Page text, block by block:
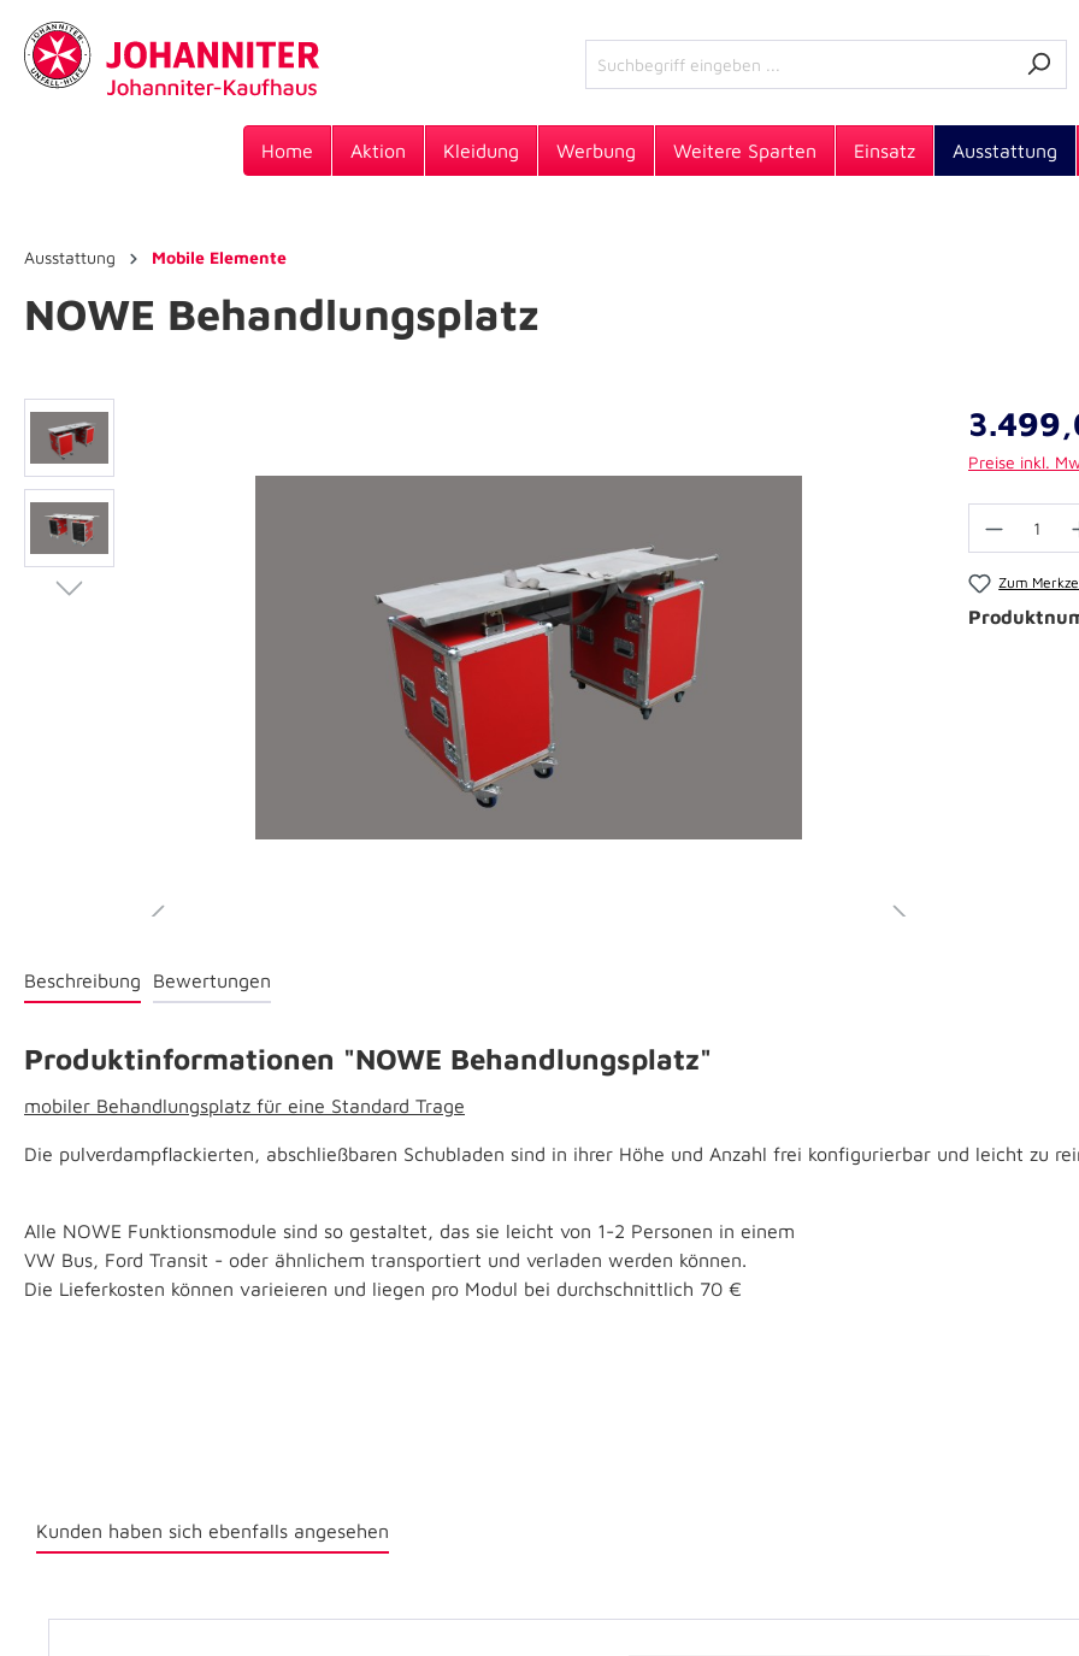
Home Aktion Kleidung Werbung Weitere Sparten Einsatz Ausstattung
Ausstattung Mobile Elemente
NOWE Behandlungsplatz
Preise inkl.
Zum
Beschreibung Bewertungen
Produktinformationen "NOWE Behandlungsplatz"
mobiler Behandlungsplatz für eine Standard Trage
Die pulverdampflackierten, abschließbaren Schubladen sind in ihrer Höhe und Anzahl frei konfigurierbar und leicht zu
Alle NOWE Funktionsmodule sind so gestaltet, das sie leicht von 1-2 Personen in einem
VW Bus, Ford Transit - oder ähnlichem transportiert und verladen werden können.
Die Lieferkosten können varieieren und liegen pro Modul bei durchschnittlich 70 €
Kunden haben sich ebenfalls angesehen